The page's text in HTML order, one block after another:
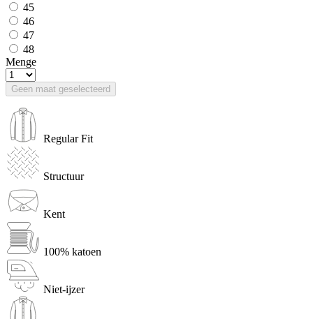
45
46
47
48
Menge
Geen maat geselecteerd
Regular Fit
Structuur
Kent
100% katoen
Niet-ijzer